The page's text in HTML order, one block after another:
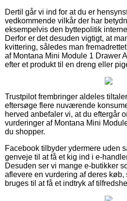
Dertil går vi ind for at du er
vedkommende vilkår der har
eksempelvis den byttepolitik
Derfor er det desuden vigtigt, at
kvittering, således man
af Montana Mini Module 1 Drawer
efter et produkt til en dreng eller
Trustpilot frembringer aldeles
eftersøge flere nuværende
herved anbefaler vi, at du eftergår
vurderinger af Montana Mini
du shopper.
Facebook tilbyder ydermere uden
genveje til at få et kig ind i e-
Desuden ser vi mange e-butikker
aflevere en vurdering af deres køb,
bruges til at få et indtryk af